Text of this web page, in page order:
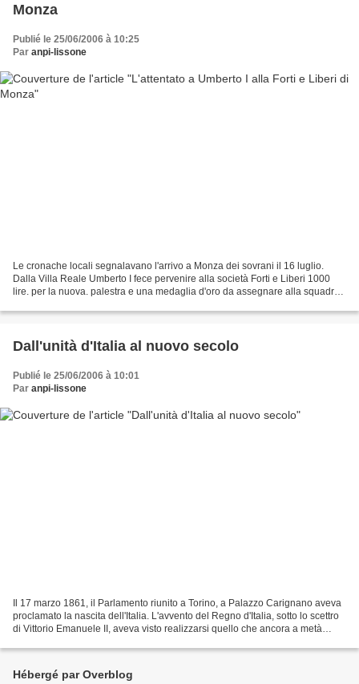
Monza
Publié le 25/06/2006 à 10:25
Par anpi-lissone
Le cronache locali segnalavano l'arrivo a Monza dei sovrani il 16 luglio.
Dalla Villa Reale Umberto I fece pervenire alla società Forti e Liberi 1000
lire. per la nuova. palestra e una medaglia d'oro da assegnare alla squadra
Dall'unità d'Italia al nuovo secolo
Publié le 25/06/2006 à 10:01
Par anpi-lissone
Il 17 marzo 1861, il Parlamento riunito a Torino, a Palazzo Carignano aveva
proclamato la nascita dell'Italia. L'avvento del Regno d'Italia, sotto lo scettro
di Vittorio Emanuele II, aveva visto realizzarsi quello che ancora a metà
Hébergé par Overblog